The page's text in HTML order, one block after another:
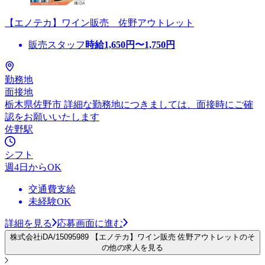
【エノテカ】ワイン販売 佐野アウトレット
販売スタッフ 時給1,650円〜1,750円
勤務地
面接地
栃木県佐野市 詳細な勤務地につきましては、面接時にご確
認をお願いいたします
佐野駅
シフト
週4日からOK
交通費支給
未経験OK
詳細を見る 応募画面に進む
株式会社iDA/15095989 【エノテカ】ワイン販売 佐野アウトレットのそ
の他の求人を見る